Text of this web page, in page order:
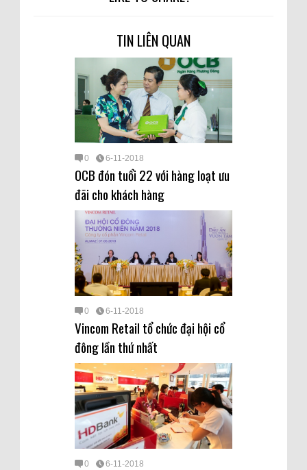
TIN LIÊN QUAN
0 6-11-2018
OCB đón tuổi 22 với hàng loạt ưu
đãi cho khách hàng
0 6-11-2018
Vincom Retail tổ chức đại hội cổ
đông lần thứ nhất
0 6-11-2018